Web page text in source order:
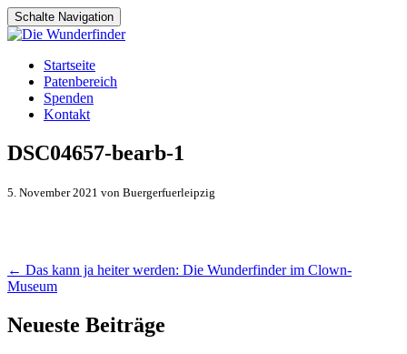
Schalte Navigation
Zum
Inhalt
springen
Startseite
Patenbereich
Spenden
Kontakt
DSC04657-bearb-1
5. November 2021 von Buergerfuerleipzig
Artikel-
Navigation
← Das kann ja heiter werden: Die Wunderfinder im Clown-
Museum
Neueste Beiträge